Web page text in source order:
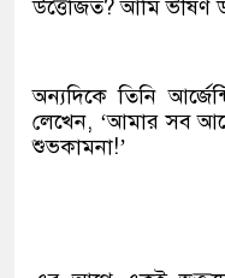
উত্তেজিত? আমি ভীষণ
অন্যদিকে তিনি
লেখেন, ‘আমার সব
শুভকামনা!’